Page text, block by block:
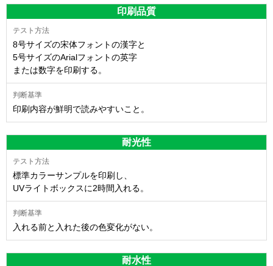
印刷品質
8号サイズの宋体フォントの漢字と
5号サイズのArialフォントの英字
または数字を印刷する。
印刷内容が鮮明で読みやすいこと。
耐光性
標準カラーサンプルを印刷し、
UVライトボックスに2時間入れる。
入れる前と入れた後の色変化がない。
耐水性